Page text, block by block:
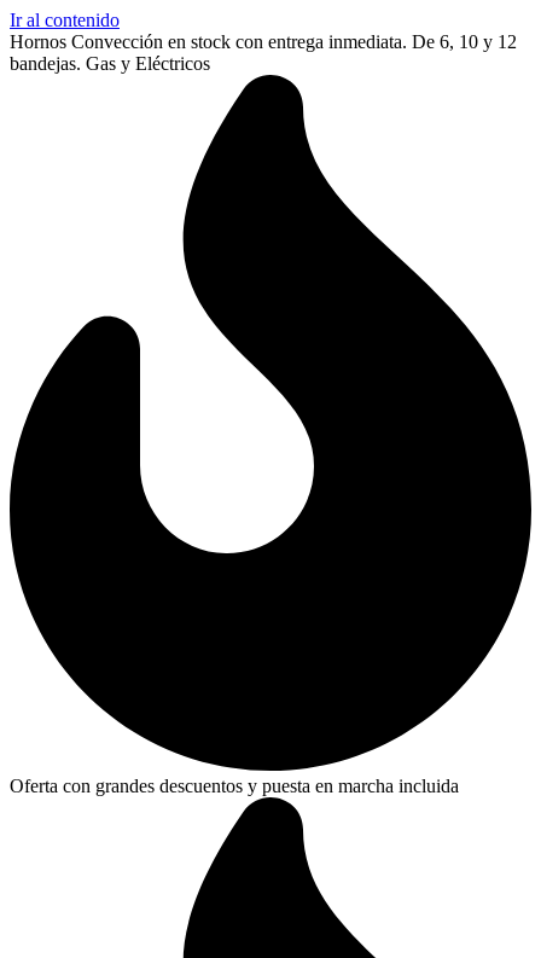
Ir al contenido
Hornos Convección en stock con entrega inmediata. De 6, 10 y 12
bandejas. Gas y Eléctricos
Oferta con grandes descuentos y puesta en marcha incluida